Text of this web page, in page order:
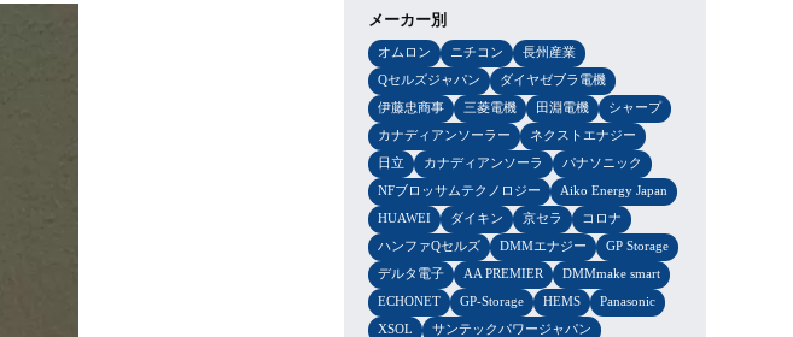
メーカー別
オムロン ニチコン
長州産業
Qセルズジャパン
ダイヤゼブラ電機
伊藤忠商事
三菱電機 田淵電機
シャープ
カナディアンソーラー
ネクストエナジー
日立
カナディアンソーラ
パナソニック
NFブロッサムテクノロジー
Aiko Energy Japan
HUAWEI
ダイキン 京セラ
コロナ
ハンファQセルズ
DMMエナジー
GP Storage
デルタ電子
AA PREMIER
DMMmake smart
ECHONET
GP-Storage HEMS
Panasonic
XSOL
サンテックパワージャパン